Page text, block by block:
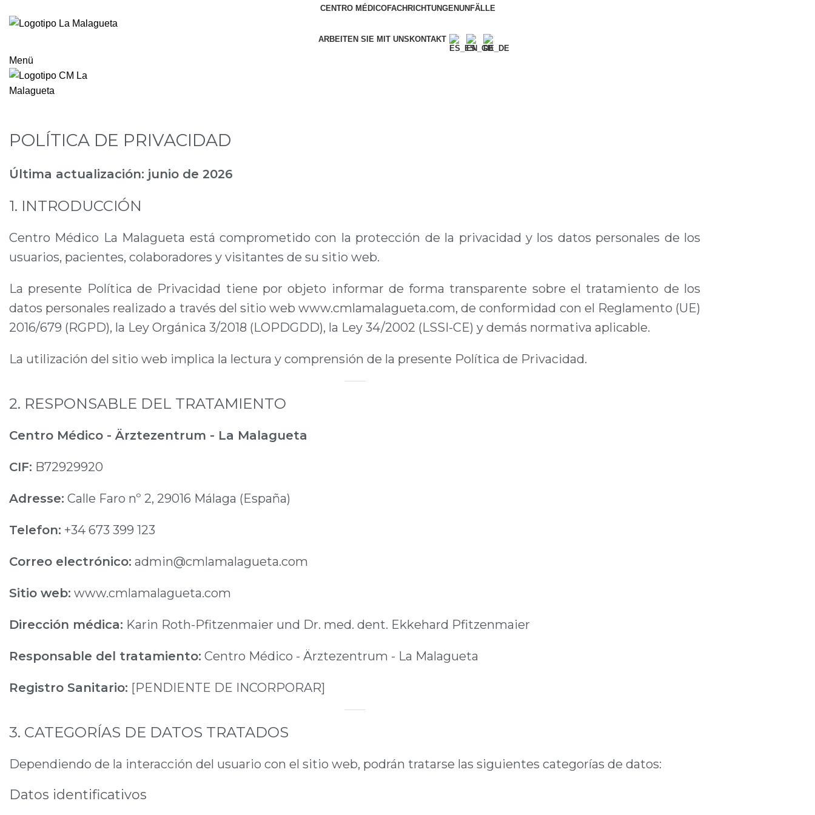
CENTRO MÉDICOFACHRICHTUNGENUNFÄLLE
ARBEITEN SIE MIT UNS KONTAKT
Menü
POLÍTICA DE PRIVACIDAD
Última actualización: junio de 2026
1. INTRODUCCIÓN
Centro Médico La Malagueta está comprometido con la protección de la privacidad y los datos personales de los
usuarios, pacientes, colaboradores y visitantes de su sitio web.
La presente Política de Privacidad tiene por objeto informar de forma transparente sobre el tratamiento de los
datos personales realizado a través del sitio webwww.cmlamalagueta.com, de conformidad con el Reglamento (UE)
2016/679 (RGPD), la Ley Orgánica 3/2018 (LOPDGDD), la Ley 34/2002 (LSSI-CE) y demás normativa aplicable.
La utilización del sitio web implica la lectura y comprensión de la presente Política de Privacidad.
2. RESPONSABLE DEL TRATAMIENTO
Centro Médico - Ärztezentrum - La Malagueta
CIF: B72929920
Adresse: Calle Faro nº 2, 29016 Málaga (España)
Telefon: +34 673 399 123
Correo electrónico: admin@cmlamalagueta.com
Sitio web: www.cmlamalagueta.com
Dirección médica: Karin Roth-Pfitzenmaier und Dr. med. dent. Ekkehard Pfitzenmaier
Responsable del tratamiento: Centro Médico - Ärztezentrum - La Malagueta
Registro Sanitario: [PENDIENTE DE INCORPORAR]
3. CATEGORÍAS DE DATOS TRATADOS
Dependiendo de la interacción del usuario con el sitio web, podrán tratarse las siguientes categorías de datos:
Datos identificativos